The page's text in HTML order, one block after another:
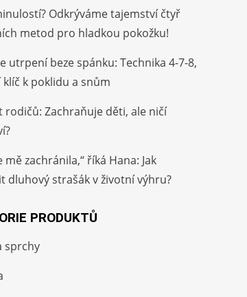
Odkrýváme tajemství čtyř
metod pro hladkou pokožku!
utrpení beze spánku: Technika 4-7-8,
k poklidu a snům
rodičů: Zachraňuje děti, ale ničí
mě zachránila,“ říká Hana: Jak
dluhový strašák v životní výhru?
PRODUKTŮ
sprchy